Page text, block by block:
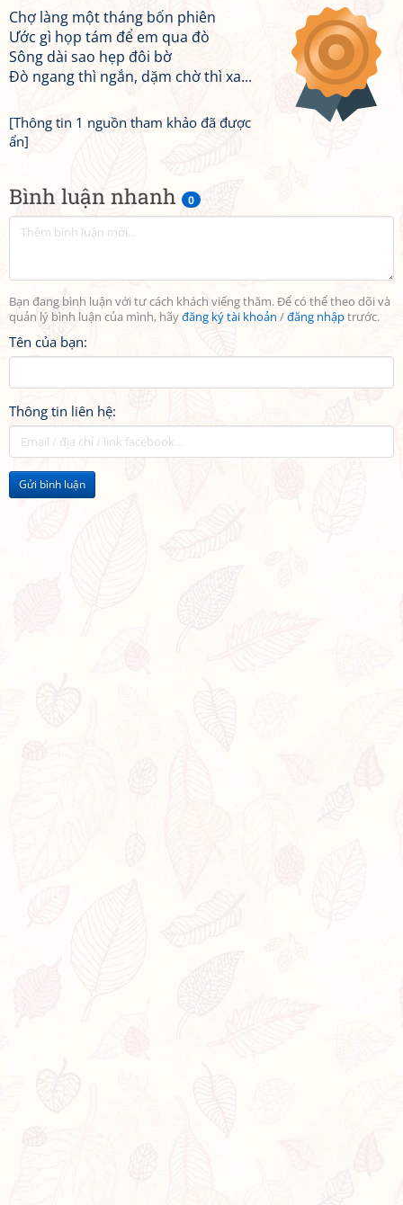
Bình luận nhanh 0
Bạn đang bình luận với tư cách khách viếng thăm. Để có thể theo dõi và
quản lý bình luận của mình, hãyđăng ký tài khoản /đăng nhậptrước.
Tên của bạn:
Thông tin liên hệ:
Gửi bình luận
Chợ làng một tháng bốn phiên
Ước gì họp tám để em qua đò
Sông dài sao hẹp đôi bờ
Đò ngang thì ngắn, dặm chờ thì xa...
[Thông tin 1 nguồn tham khảo đã được
ẩn]